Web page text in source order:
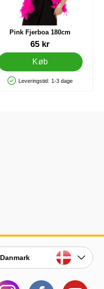
Pink Fjerboa 180cm
65 kr
Køb
Produkttilgængelighed: På lager
Leveringstid: 1-3 dage
Danmark